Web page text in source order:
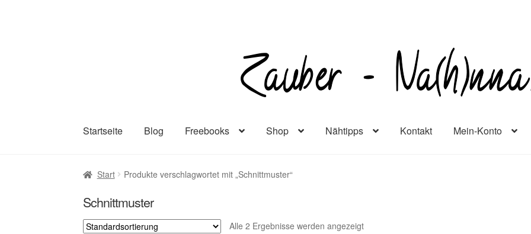
Startseite Blog Freebooks Shop Nähtipps Kontakt Mein-Konto
Start Produkte verschlagwortet mit „Schnittmuster“
Schnittmuster
Alle 2 Ergebnisse werden angezeigt